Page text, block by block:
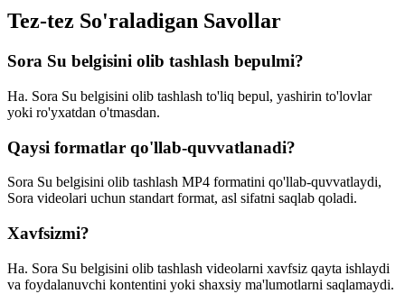
Tez-tez So'raladigan Savollar
Sora Su belgisini olib tashlash bepulmi?
Ha. Sora Su belgisini olib tashlash to'liq bepul, yashirin to'lovlar
yoki ro'yxatdan o'tmasdan.
Qaysi formatlar qo'llab-quvvatlanadi?
Sora Su belgisini olib tashlash MP4 formatini qo'llab-quvvatlaydi,
Sora videolari uchun standart format, asl sifatni saqlab qoladi.
Xavfsizmi?
Ha. Sora Su belgisini olib tashlash videolarni xavfsiz qayta ishlaydi
va foydalanuvchi kontentini yoki shaxsiy ma'lumotlarni saqlamaydi.